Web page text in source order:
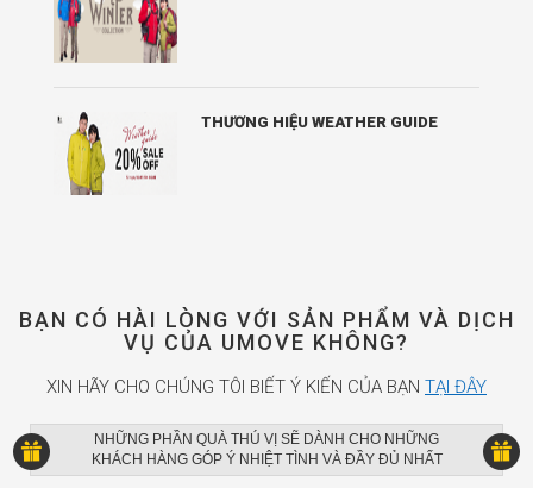
THƯƠNG HIỆU WEATHER GUIDE
BẠN CÓ HÀI LÒNG VỚI SẢN PHẨM VÀ DỊCH
VỤ CỦA UMOVE KHÔNG?
XIN HÃY CHO CHÚNG TÔI BIẾT Ý KIẾN CỦA BẠN TẠI ĐÂY
NHỮNG PHẦN QUÀ THÚ VỊ SẼ DÀNH CHO NHỮNG
KHÁCH HÀNG GÓP Ý NHIỆT TÌNH VÀ ĐẦY ĐỦ NHẤT